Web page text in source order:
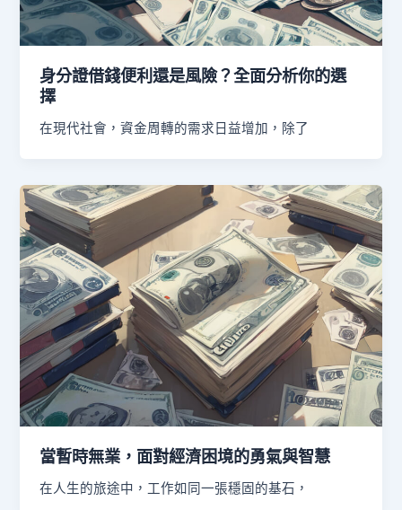
身分證借錢便利還是風險？全面分析你的選
擇
在現代社會，資金周轉的需求日益增加，除了
當暫時無業，面對經濟困境的勇氣與智慧
在人生的旅途中，工作如同一張穩固的基石，